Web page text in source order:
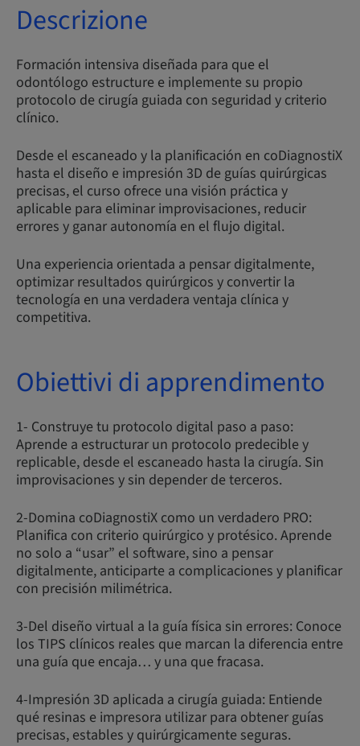
Descrizione
Formación intensiva diseñada para que el
odontólogo estructure e implemente su propio
protocolo de cirugía guiada con seguridad y criterio
clínico.
Desde el escaneado y la planificación en coDiagnostiX
hasta el diseño e impresión 3D de guías quirúrgicas
precisas, el curso ofrece una visión práctica y
aplicable para eliminar improvisaciones, reducir
errores y ganar autonomía en el flujo digital.
Una experiencia orientada a pensar digitalmente,
optimizar resultados quirúrgicos y convertir la
tecnología en una verdadera ventaja clínica y
competitiva.
Obiettivi di apprendimento
1- Construye tu protocolo digital paso a paso:
Aprende a estructurar un protocolo predecible y
replicable, desde el escaneado hasta la cirugía. Sin
improvisaciones y sin depender de terceros.
2-Domina coDiagnostiX como un verdadero PRO:
Planifica con criterio quirúrgico y protésico. Aprende
no solo a “usar” el software, sino a pensar
digitalmente, anticiparte a complicaciones y planificar
con precisión milimétrica.
3-Del diseño virtual a la guía física sin errores: Conoce
los TIPS clínicos reales que marcan la diferencia entre
una guía que encaja… y una que fracasa.
4-Impresión 3D aplicada a cirugía guiada: Entiende
qué resinas e impresora utilizar para obtener guías
precisas, estables y quirúrgicamente seguras.